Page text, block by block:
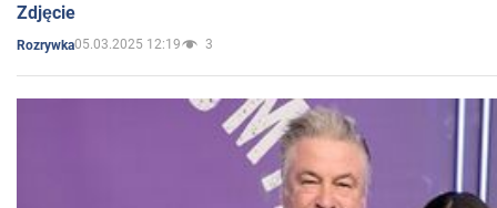
Zdjęcie
Rozrywka05.03.2025 12:19 3